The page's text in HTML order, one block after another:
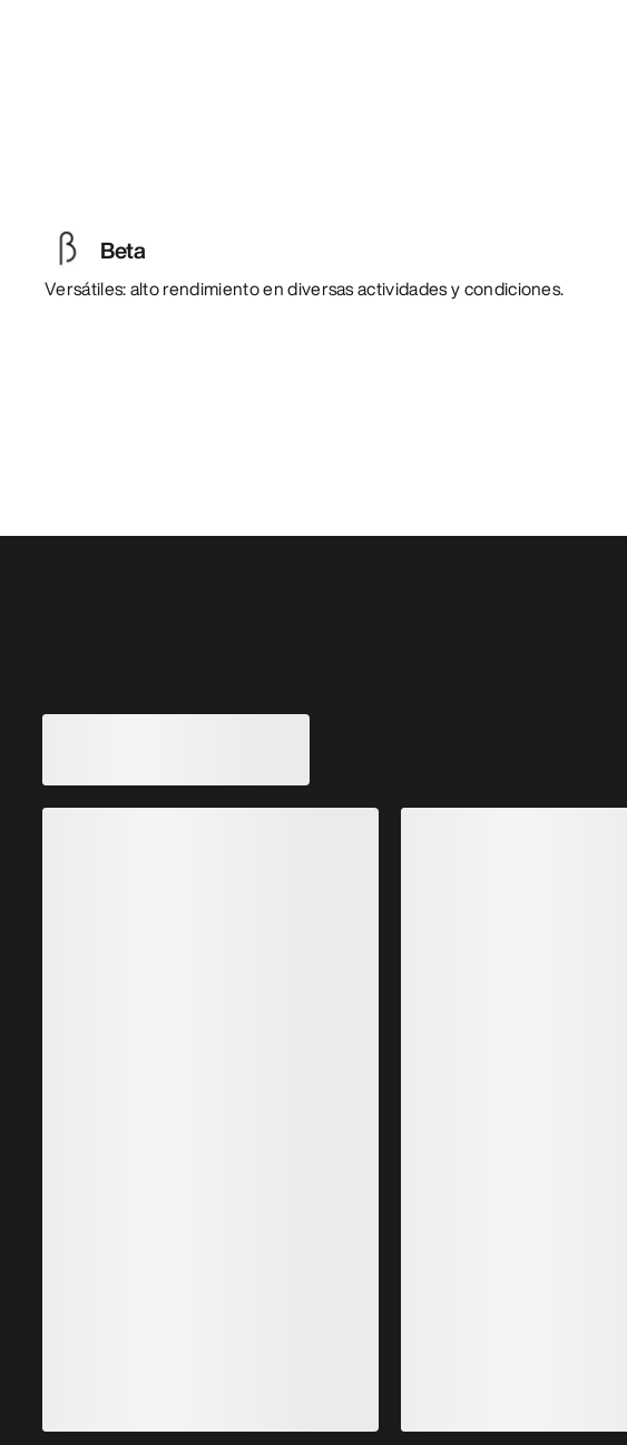
Beta
Versátiles: alto rendimiento en diversas actividades y condiciones.